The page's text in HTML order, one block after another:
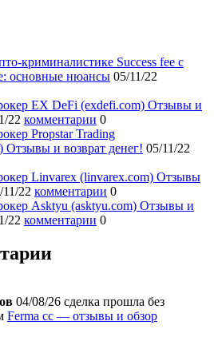
криминалистике Success fee с
основные нюансы 05/11/22
EX DeFi (exdefi.com) Отзывы и
22 комментарии 0
Propstar Trading
Отзывы и возврат денег! 05/11/22
Linvarex (linvarex.com) Отзывы
11/22 комментарии 0
Asktyu (asktyu.com) Отзывы и
22 комментарии 0
04/08/26 сделка прошла без
Ferma cc — отзывы и обзор